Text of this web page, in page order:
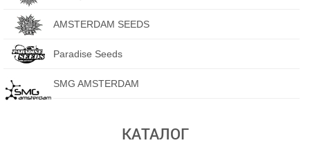
AMSTERDAM SEEDS
Paradise Seeds
SMG AMSTERDAM
КАТАЛОГ